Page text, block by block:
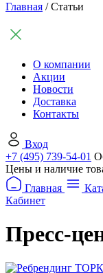
Главная /Статьи
О компании
Акции
Новости
Доставка
Контакты
Вход
+7 (495) 739-54-01
Цены и наличие
Главная
Кабинет
Пресс-